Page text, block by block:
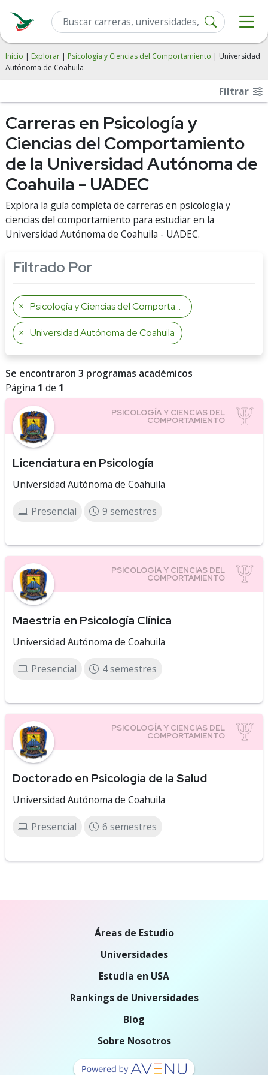
Inicio | Explorar | Psicología y Ciencias del Comportamiento | Universidad
Autónoma de Coahuila
Filtrar
Carreras en Psicología y
Ciencias del Comportamiento
de la Universidad Autónoma de
Coahuila - UADEC
Explora la guía completa de carreras en psicología y
ciencias del comportamiento para estudiar en la
Universidad Autónoma de Coahuila - UADEC.
Filtrado Por
Psicología y Ciencias del Comportamiento
Universidad Autónoma de Coahuila
Se encontraron 3 programas académicos
Página 1 de 1
Licenciatura en Psicología
Universidad Autónoma de Coahuila
Presencial 9 semestres
Maestría en Psicología Clínica
Universidad Autónoma de Coahuila
Presencial 4 semestres
Doctorado en Psicología de la Salud
Universidad Autónoma de Coahuila
Presencial 6 semestres
Áreas de Estudio
Universidades
Estudia en USA
Rankings de Universidades
Blog
Sobre Nosotros